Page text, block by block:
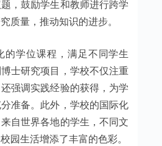
，鼓励学生和教师进行跨学
质量，推动知识的进步。
的学位课程，满足不同学生
士研究项目，学校不仅注重
强调实践经验的获得，为学
准备。此外，学校的国际化
自世界各地的学生，不同文
园生活增添了丰富的色彩。